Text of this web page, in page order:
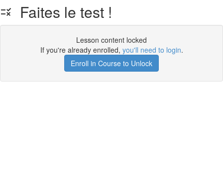
Faites le test !
Lesson content locked
If you're already enrolled, you'll need to login.
Enroll in Course to Unlock